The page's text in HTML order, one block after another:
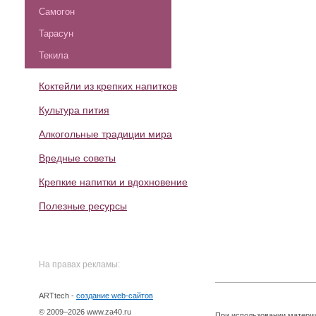
Самогон
Тарасун
Текила
Коктейли из крепких напитков
Культура пития
Алкогольные традиции мира
Вредные советы
Крепкие напитки и вдохновение
Полезные ресурсы
На правах рекламы:
ARTtech - создание web-сайтов
© 2009–2026 www.za40.ru